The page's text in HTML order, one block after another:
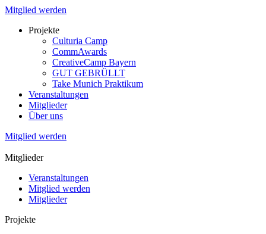
Mitglied werden
Projekte
Culturia Camp
CommAwards
CreativeCamp Bayern
GUT GEBRÜLLT
Take Munich Praktikum
Veranstaltungen
Mitglieder
Über uns
Mitglied werden
Mitglieder
Veranstaltungen
Mitglied werden
Mitglieder
Projekte